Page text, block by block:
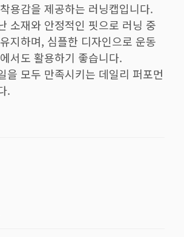
용감을 제공하는 러닝캡입니다.
소재와 안정적인 핏으로 러닝 중
지하며, 심플한 디자인으로 운동
서도 활용하기 좋습니다.
을 모두 만족시키는 데일리 퍼포먼
.